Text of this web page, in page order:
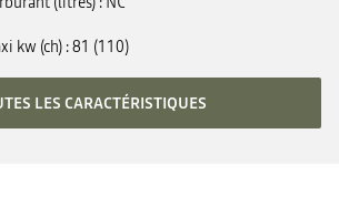
kw (ch) 81 (110)
LES CARACTÉRISTIQUES